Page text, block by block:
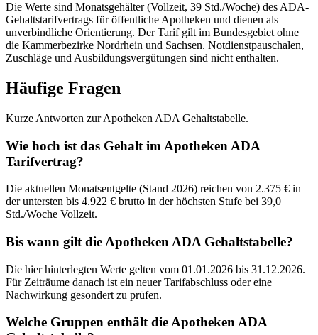
Die Werte sind Monatsgehälter (Vollzeit, 39 Std./Woche) des ADA-
Gehaltstarifvertrags für öffentliche Apotheken und dienen als
unverbindliche Orientierung. Der Tarif gilt im Bundesgebiet ohne
die Kammerbezirke Nordrhein und Sachsen. Notdienstpauschalen,
Zuschläge und Ausbildungsvergütungen sind nicht enthalten.
Häufige Fragen
Kurze Antworten zur Apotheken ADA Gehaltstabelle.
Wie hoch ist das Gehalt im Apotheken ADA
Tarifvertrag?
Die aktuellen Monatsentgelte (Stand 2026) reichen von 2.375 € in
der untersten bis 4.922 € brutto in der höchsten Stufe bei 39,0
Std./Woche Vollzeit.
Bis wann gilt die Apotheken ADA Gehaltstabelle?
Die hier hinterlegten Werte gelten vom 01.01.2026 bis 31.12.2026.
Für Zeiträume danach ist ein neuer Tarifabschluss oder eine
Nachwirkung gesondert zu prüfen.
Welche Gruppen enthält die Apotheken ADA